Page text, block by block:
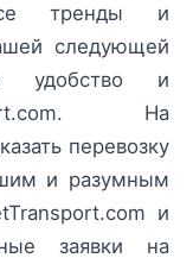
тренды и
следующей
удобство и
На
перевозку
и разумным
и
заявки на